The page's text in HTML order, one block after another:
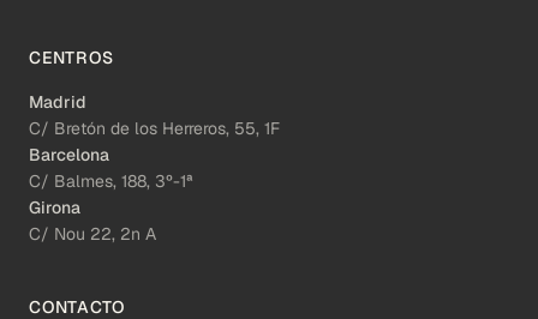
CENTROS
Madrid
C/ Bretón de los Herreros, 55, 1F
Barcelona
C/ Balmes, 188, 3º-1ª
Girona
C/ Nou 22, 2n A
CONTACTO